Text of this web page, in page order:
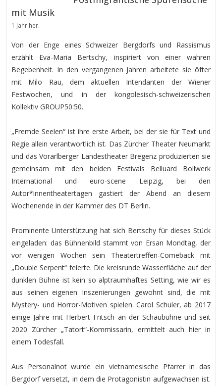
mit Musik
1 Jahr her.
Von der Enge eines Schweizer Bergdorfs und Rassismus
erzählt Eva-Maria Bertschy, inspiriert von einer wahren
Begebenheit. In den vergangenen Jahren arbeitete sie öfter
mit Milo Rau, dem aktuellen Intendanten der Wiener
Festwochen, und in der kongolesisch-schweizerischen
Kollektiv GROUP50:50.
„Fremde Seelen“ ist ihre erste Arbeit, bei der sie für Text und
Regie allein verantwortlich ist. Das Zürcher Theater Neumarkt
und das Vorarlberger Landestheater Bregenz produzierten sie
gemeinsam mit den beiden Festivals Belluard Bollwerk
International und euro-scene Leipzig, bei den
Autor*innentheatertagen gastiert der Abend an diesem
Wochenende in der Kammer des DT Berlin.
Prominente Unterstützung hat sich Bertschy für dieses Stück
eingeladen: das Bühnenbild stammt von Ersan Mondtag, der
vor wenigen Wochen sein Theatertreffen-Comeback mit
„Double Serpent“ feierte. Die kreisrunde Wasserfläche auf der
dunklen Bühne ist kein so alptraumhaftes Setting, wie wir es
aus seinen eigenen Inszenierungen gewohnt sind, die mit
Mystery- und Horror-Motiven spielen. Carol Schuler, ab 2017
einige Jahre mit Herbert Fritsch an der Schaubühne und seit
2020 Zürcher „Tatort“-Kommissarin, ermittelt auch hier in
einem Todesfall.
Aus Personalnot wurde ein vietnamesische Pfarrer in das
Bergdorf versetzt, in dem die Protagonistin aufgewachsen ist.